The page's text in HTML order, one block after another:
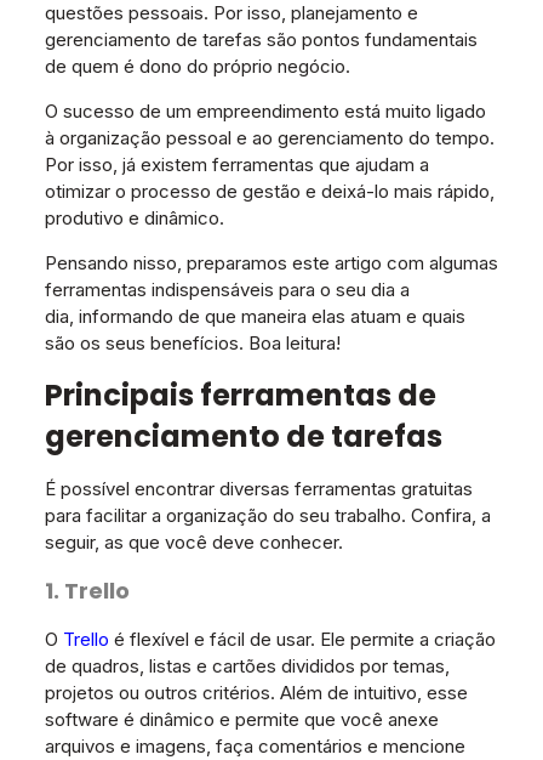
questões pessoais. Por isso, planejamento e
gerenciamento de tarefas são pontos fundamentais
de quem é dono do próprio negócio.
O sucesso de um empreendimento está muito ligado
à organização pessoal e ao gerenciamento do tempo.
Por isso, já existem ferramentas que ajudam a
otimizar o processo de gestão e deixá-lo mais rápido,
produtivo e dinâmico.
Pensando nisso, preparamos este artigo com algumas
ferramentas indispensáveis para o seu dia a
dia, informando de que maneira elas atuam e quais
são os seus benefícios. Boa leitura!
Principais ferramentas de
gerenciamento de tarefas
É possível encontrar diversas ferramentas gratuitas
para facilitar a organização do seu trabalho. Confira, a
seguir, as que você deve conhecer.
1. Trello
O Trello é flexível e fácil de usar. Ele permite a criação
de quadros, listas e cartões divididos por temas,
projetos ou outros critérios. Além de intuitivo, esse
software é dinâmico e permite que você anexe
arquivos e imagens, faça comentários e mencione